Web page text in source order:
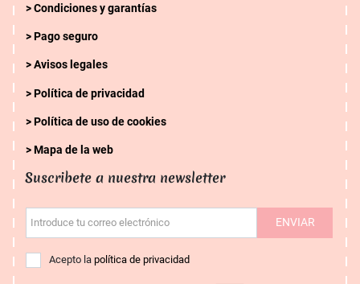
Condiciones y garantías
Pago seguro
Avisos legales
Política de privacidad
Política de uso de cookies
Mapa de la web
Suscribete a nuestra newsletter
Introduce tu correo electrónico ENVIAR
Acepto lapolítica de privacidad